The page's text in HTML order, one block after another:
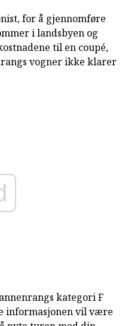
for å gjennomføre
i landsbyen og
til en coupé,
vogner ikke klarer
kategori F
informasjonen vil være